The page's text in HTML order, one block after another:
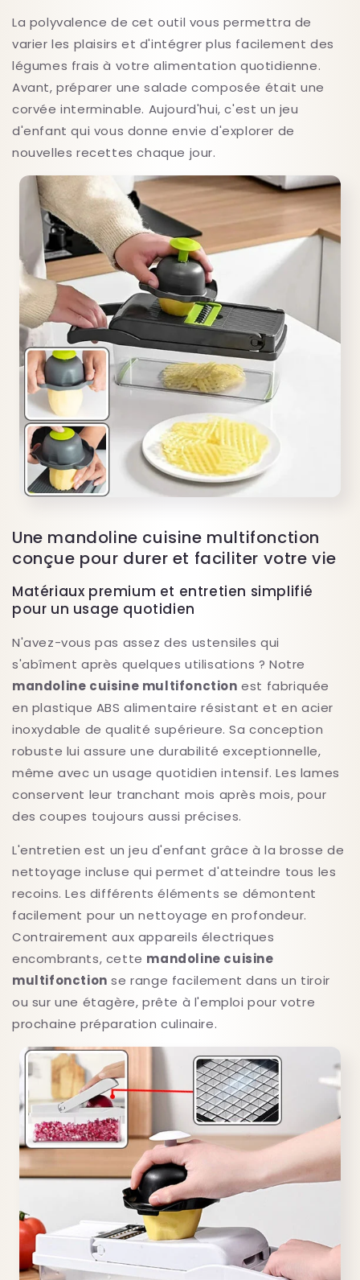
La polyvalence de cet outil vous permettra de
varier les plaisirs et d'intégrer plus facilement des
légumes frais à votre alimentation quotidienne.
Avant, préparer une salade composée était une
corvée interminable. Aujourd'hui, c'est un jeu
d'enfant qui vous donne envie d'explorer de
nouvelles recettes chaque jour.
Une mandoline cuisine multifonction
conçue pour durer et faciliter votre vie
Matériaux premium et entretien simplifié
pour un usage quotidien
N'avez-vous pas assez des ustensiles qui
s'abîment après quelques utilisations ? Notre
mandoline cuisine multifonction est fabriquée
en plastique ABS alimentaire résistant et en acier
inoxydable de qualité supérieure. Sa conception
robuste lui assure une durabilité exceptionnelle,
même avec un usage quotidien intensif. Les lames
conservent leur tranchant mois après mois, pour
des coupes toujours aussi précises.
L'entretien est un jeu d'enfant grâce à la brosse de
nettoyage incluse qui permet d'atteindre tous les
recoins. Les différents éléments se démontent
facilement pour un nettoyage en profondeur.
Contrairement aux appareils électriques
encombrants, cette mandoline cuisine
multifonction se range facilement dans un tiroir
ou sur une étagère, prête à l'emploi pour votre
prochaine préparation culinaire.